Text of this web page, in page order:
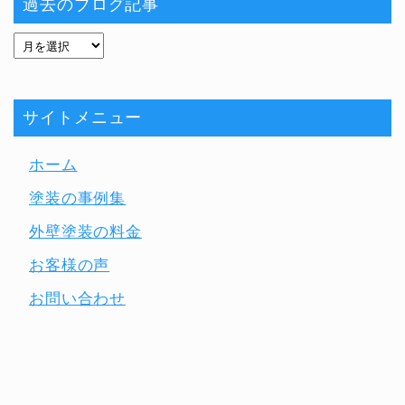
過去のブログ記事
サイトメニュー
ホーム
塗装の事例集
外壁塗装の料金
お客様の声
お問い合わせ